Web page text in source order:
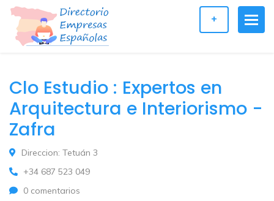
+
Clo Estudio : Expertos en
Arquitectura e Interiorismo -
Zafra
Direccion: Tetuán 3
+34 687 523 049
0 comentarios